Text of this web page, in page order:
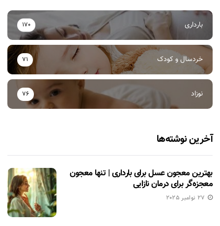
بارداری 170
خردسال و کودک 71
نوزاد 76
آخرین نوشته‌ها
بهترین معجون عسل برای بارداری | تنها معجون
معجزه‌گر برای درمان نازایی
27 نوامبر 2025